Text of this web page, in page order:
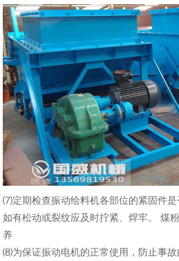
⑺定期检查振动给料机各部位的紧固件是
如有松动或裂纹应及时拧紧、焊牢。 煤
养
⑻为保证振动电机的正常使用，防止事